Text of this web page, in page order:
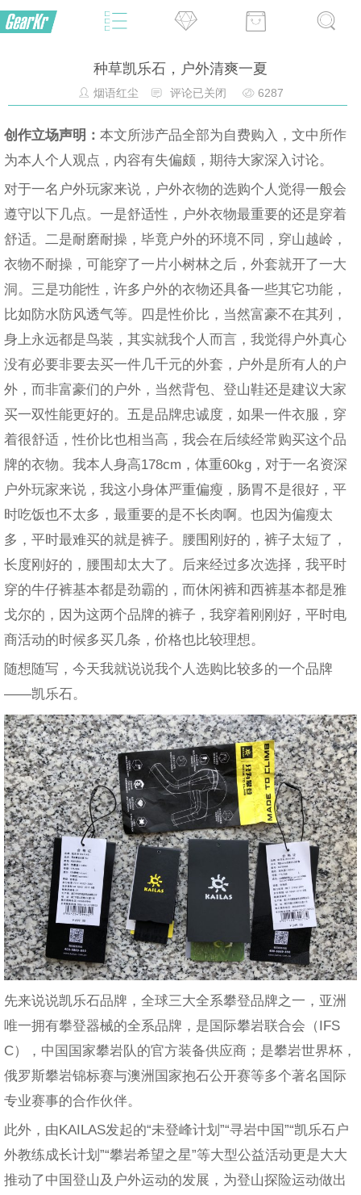
种草凯乐石，户外清爽一夏
烟语红尘 评论已关闭 6287
创作立场声明： 本文所涉产品全部为自费购入，文中所作
为本人个人观点，内容有失偏颇，期待大家深入讨论。
对于一名户外玩家来说，户外衣物的选购个人觉得一般会
遵守以下几点。一是舒适性，户外衣物最重要的还是穿着
舒适。二是耐磨耐操，毕竟户外的环境不同，穿山越岭，
衣物不耐操，可能穿了一片小树林之后，外套就开了一大
洞。三是功能性，许多户外的衣物还具备一些其它功能，
比如防水防风透气等。四是性价比，当然富豪不在其列，
身上永远都是鸟装，其实就我个人而言，我觉得户外真心
没有必要非要去买一件几千元的外套，户外是所有人的户
外，而非富豪们的户外，当然背包、登山鞋还是建议大家
买一双性能更好的。五是品牌忠诚度，如果一件衣服，穿
着很舒适，性价比也相当高，我会在后续经常购买这个品
牌的衣物。我本人身高178cm，体重60kg，对于一名资深
户外玩家来说，我这小身体严重偏瘦，肠胃不是很好，平
时吃饭也不太多，最重要的是不长肉啊。也因为偏瘦太
多，平时最难买的就是裤子。腰围刚好的，裤子太短了，
长度刚好的，腰围却太大了。后来经过多次选择，我平时
穿的牛仔裤基本都是劲霸的，而休闲裤和西裤基本都是雅
戈尔的，因为这两个品牌的裤子，我穿着刚刚好，平时电
商活动的时候多买几条，价格也比较理想。
随想随写，今天我就说说我个人选购比较多的一个品牌
——凯乐石。
先来说说凯乐石品牌，全球三大全系攀登品牌之一，亚洲
唯一拥有攀登器械的全系品牌，是国际攀岩联合会（IFS
C），中国国家攀岩队的官方装备供应商；是攀岩世界杯，
俄罗斯攀岩锦标赛与澳洲国家抱石公开赛等多个著名国际
专业赛事的合作伙伴。
此外，由KAILAS发起的“未登峰计划”“寻岩中国”“凯乐石户
外教练成长计划”“攀岩希望之星”等大型公益活动更是大大
推动了中国登山及户外运动的发展，为登山探险运动做出